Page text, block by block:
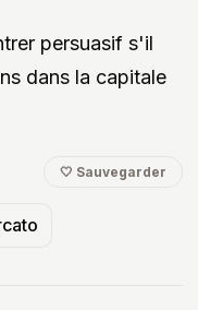
persuasif s'il
dans la capitale
🤍 Sauvegarder